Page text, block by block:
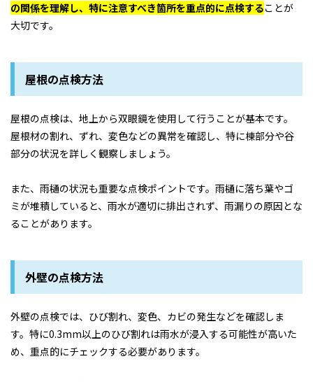
の関係を理解し、特に注意すべき箇所を重点的に点検することが
大切です。
屋根の点検方法
屋根の点検は、地上から双眼鏡を使用して行うことが基本です。
屋根材の割れ、ずれ、変色などの異常を確認し、特に棟部分や谷
部分の状況を詳しく観察しましょう。
また、雨樋の状況も重要な点検ポイントです。雨樋に落ち葉やゴ
ミが堆積していると、雨水が適切に排出されず、雨漏りの原因とな
ることがあります。
外壁の点検方法
外壁の点検では、ひび割れ、変色、カビの発生などを確認しま
す。特に0.3mm以上のひび割れは雨水が浸入する可能性が高いた
め、重点的にチェックする必要があります。